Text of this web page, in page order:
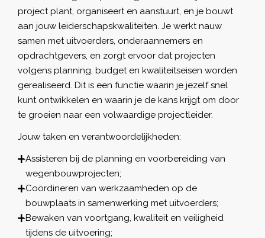
project plant, organiseert en aanstuurt, en je bouwt
aan jouw leiderschapskwaliteiten. Je werkt nauw
samen met uitvoerders, onderaannemers en
opdrachtgevers, en zorgt ervoor dat projecten
volgens planning, budget en kwaliteitseisen worden
gerealiseerd. Dit is een functie waarin je jezelf snel
kunt ontwikkelen en waarin je de kans krijgt om door
te groeien naar een volwaardige projectleider.
Jouw taken en verantwoordelijkheden:
Assisteren bij de planning en voorbereiding van
wegenbouwprojecten;
Coördineren van werkzaamheden op de
bouwplaats in samenwerking met uitvoerders;
Bewaken van voortgang, kwaliteit en veiligheid
tijdens de uitvoering;